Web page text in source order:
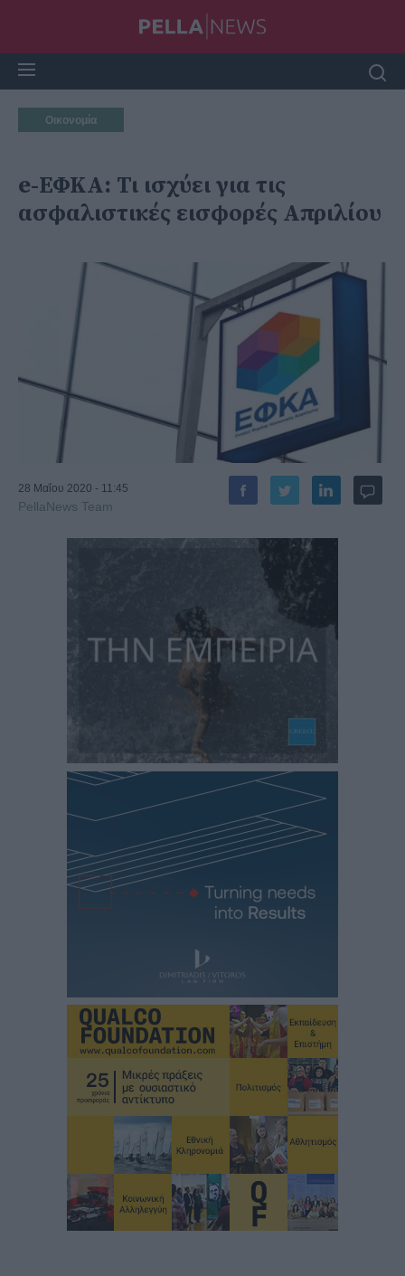
Οικονομία
e-ΕΦΚΑ: Τι ισχύει για τις
ασφαλιστικές εισφορές Απριλίου
28 Μαΐου 2020 - 11:45
PellaNews Team